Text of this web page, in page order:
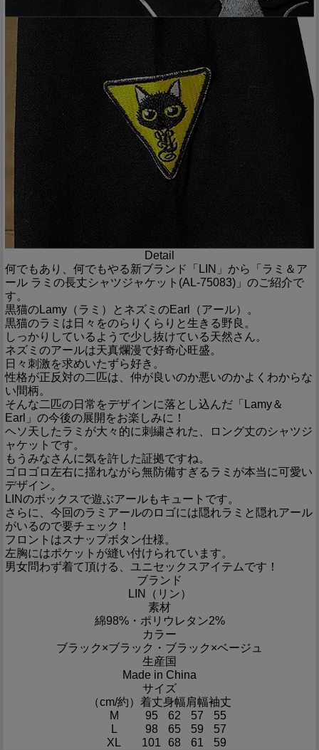
Detail
何でもあり、何でもやる新ブランド「LIN」から「ラミ＆ア
ール ラミの長丈シャツジャケット(AL-75083)」のご紹介で
す。
黒猫のLamy（ラミ）とネズミのEarl（アール）。
黒猫のラミは日々をのらりくらりと生きる野良。
しっかりしているようで少し抜けている天然さん。
ネズミのアールは天真爛漫で好奇心旺盛。
日々刺激を求めいたずら好き。
性格が正反対の二匹は、仲が良いのか悪いのかよくわからな
い間柄。
そんな二匹の日常をデザインに落とし込んだ「Lamy＆
Earl」の今後の展開をお楽しみに！
ヘソ天したラミが大々的に刺繍された、ロング丈のシャツジ
ャケットです。
もうみなさんに気を許した証拠ですね。
ゴロゴロ左右に揺れながら無防備すぎるラミが本当に可愛い
デザイン。
LINのボックスで遊ぶアールもキュートです。
さらに、今回のラミアールのロゴには隠れラミと隠れアール
がいるので要チェック！
フロントはスナップボタン仕様。
左胸にはポケットが縫い付けられています。
男女問わず着て頂ける、ユニセックスアイテムです！
ブランド
LIN（リン）
素材
綿98%・ポリウレタン2%
カラー
ブラック×ブラック・ブラック×ベージュ
生産国
Made in China
サイズ
（cm/約） 着丈身幅肩幅袖丈
M
95 62 57
55
L
98 65 59
57
XL
101 68 61 59